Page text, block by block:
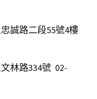
忠誠路二段55號4樓
林路334號  02-